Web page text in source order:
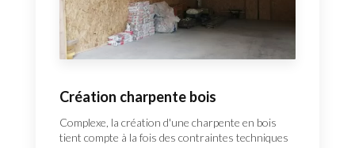
Création charpente bois
Complexe, la création d'une charpente en bois
tient compte à la fois des contraintes techniques